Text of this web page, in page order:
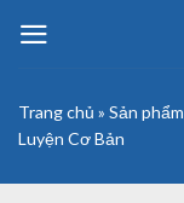
Trang chủ » Sản phẩm
Luyện Cơ Bản